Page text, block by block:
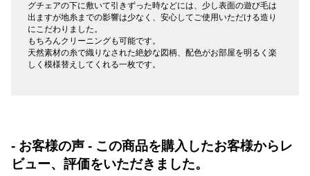
グチェアの下に敷いて引きずった時などには、少し表面の遊び毛は
出ますが地糸までの影響は少なく、安心してご使用いただける造り
にこだわりました。
もちろんクリーニングも可能です。
天然素材の糸で織りなされた絶妙な図柄、配色がお部屋を明るく楽
しく模様替えしてくれる一枚です。
- お客様の声 - この商品を購入したお客様からレ
ビュー、評価をいただきました。